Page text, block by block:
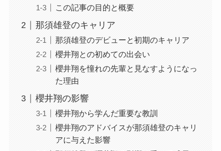
この記事の目的と概要
那須雄登のキャリア
那須雄登のデビューと初期のキャリア
櫻井翔との初めての出会い
櫻井翔を憧れの先輩と見なすようになっ
た理由
櫻井翔の影響
櫻井翔から学んだ重要な教訓
櫻井翔のアドバイスが那須雄登のキャリ
アに与えた影響